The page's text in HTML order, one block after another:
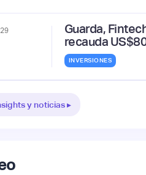
29
Guarda,
recauda
INVERSIONES
y noticias ▸